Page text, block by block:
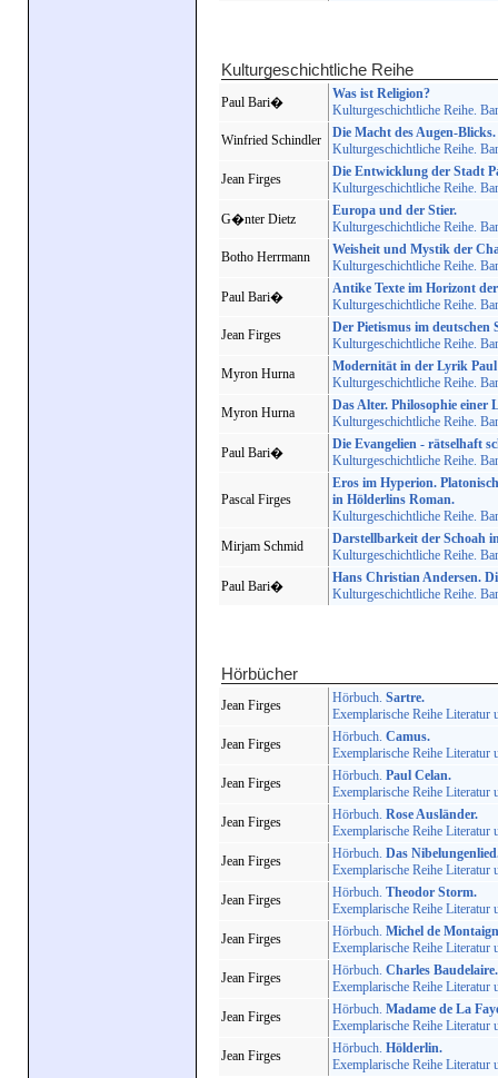
Kulturgeschichtliche Reihe
Paul Bari�
Was ist Religion?
Kulturgeschichtliche Reihe.
Winfried Schindler
Die Macht des Augen-Blicks.
Kulturgeschichtliche Reihe.
Jean Firges
Die Entwicklung der Stadt
Kulturgeschichtliche Reihe.
G�nter Dietz
Europa und der Stier.
Kulturgeschichtliche Reihe.
Botho Herrmann
Weisheit und Mystik der
Kulturgeschichtliche Reihe.
Paul Bari�
Antike Texte im Horizont
Kulturgeschichtliche Reihe.
Jean Firges
Der Pietismus im deutschen
Kulturgeschichtliche Reihe.
Myron Hurna
Modernität in der Lyrik Paul
Kulturgeschichtliche Reihe.
Myron Hurna
Das Alter. Philosophie einer
Kulturgeschichtliche Reihe.
Paul Bari�
Die Evangelien - rätselhaft
Kulturgeschichtliche Reihe.
Pascal Firges
Eros im Hyperion.
in Hölderlins Roman.
Kulturgeschichtliche Reihe.
Mirjam Schmid
Darstellbarkeit der Schoah
Kulturgeschichtliche Reihe.
Paul Bari�
Hans Christian Andersen.
Kulturgeschichtliche Reihe.
Hörbücher
Jean Firges Hörbuch. Sartre.
Exemplarische Reihe Literatur
Jean Firges
Hörbuch. Camus.
Exemplarische Reihe Literatur
Jean Firges
Hörbuch. Paul Celan.
Exemplarische Reihe Literatur
Jean Firges
Hörbuch. Rose Ausländer.
Exemplarische Reihe Literatur
Jean Firges
Hörbuch. Das
Exemplarische Reihe Literatur
Jean Firges
Hörbuch. Theodor Storm.
Exemplarische Reihe Literatur
Jean Firges
Hörbuch. Michel de
Exemplarische Reihe Literatur
Jean Firges
Hörbuch. Charles Baudelaire.
Exemplarische Reihe Literatur
Jean Firges
Hörbuch. Madame de La
Exemplarische Reihe Literatur
Jean Firges
Hörbuch. Hölderlin.
Exemplarische Reihe Literatur